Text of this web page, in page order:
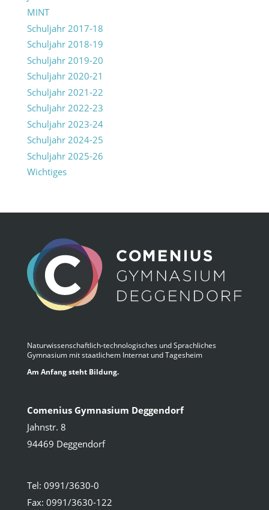
MINT
Schuljahr 2017-18
Schuljahr 2018-19
Schuljahr 2019-20
Schuljahr 2020-21
Schuljahr 2021-22
Schuljahr 2022-23
Schuljahr 2023-24
Schuljahr 2024-25
Schuljahr 2025-26
Wichtiges
Naturwissenschaftlich-technologisches und Sprachliches
Gymnasium mit staatlichem Internat und Tagesheim
Am Anfang steht Bildung.
Comenius Gymnasium Deggendorf
Jahnstr. 8
94469 Deggendorf
Tel: 0991/3630-0
Fax: 0991/3630-122